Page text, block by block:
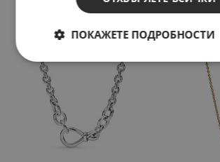
ПОКАЖЕТЕ ПОДРОБНОСТИ